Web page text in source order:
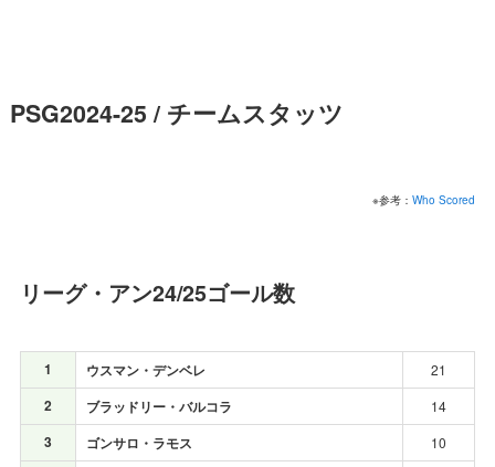
PSG2024-25 / チームスタッツ
※参考：Who Scored
リーグ・アン24/25ゴール数
1 ウスマン・デンベレ 21
2 ブラッドリー・バルコラ 14
3 ゴンサロ・ラモス 10